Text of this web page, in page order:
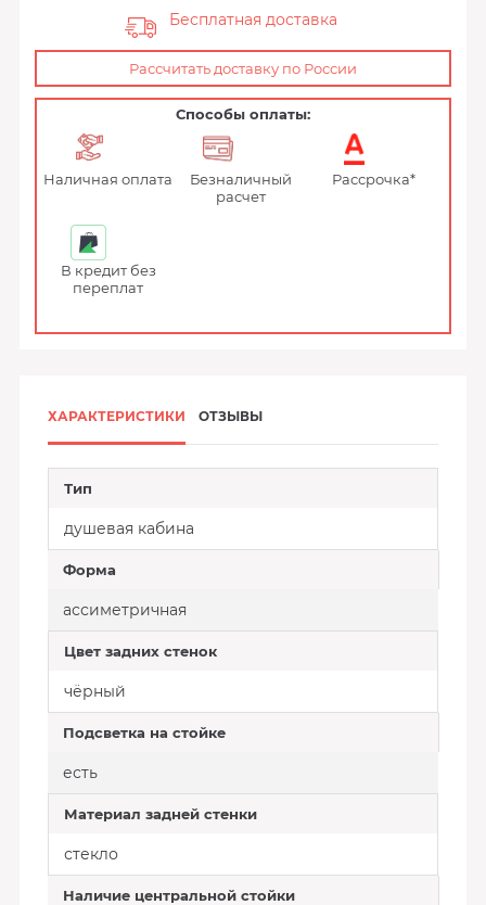
Бесплатная доставка
Рассчитать доставку по России
Способы оплаты:
Наличная оплата
Безналичный
расчет
Рассрочка*
В кредит без
переплат
ХАРАКТЕРИСТИКИ ОТЗЫВЫ
Тип
душевая кабина
Форма
ассиметричная
Цвет задних стенок
чёрный
Подсветка на стойке
есть
Материал задней стенки
стекло
Наличие центральной стойки